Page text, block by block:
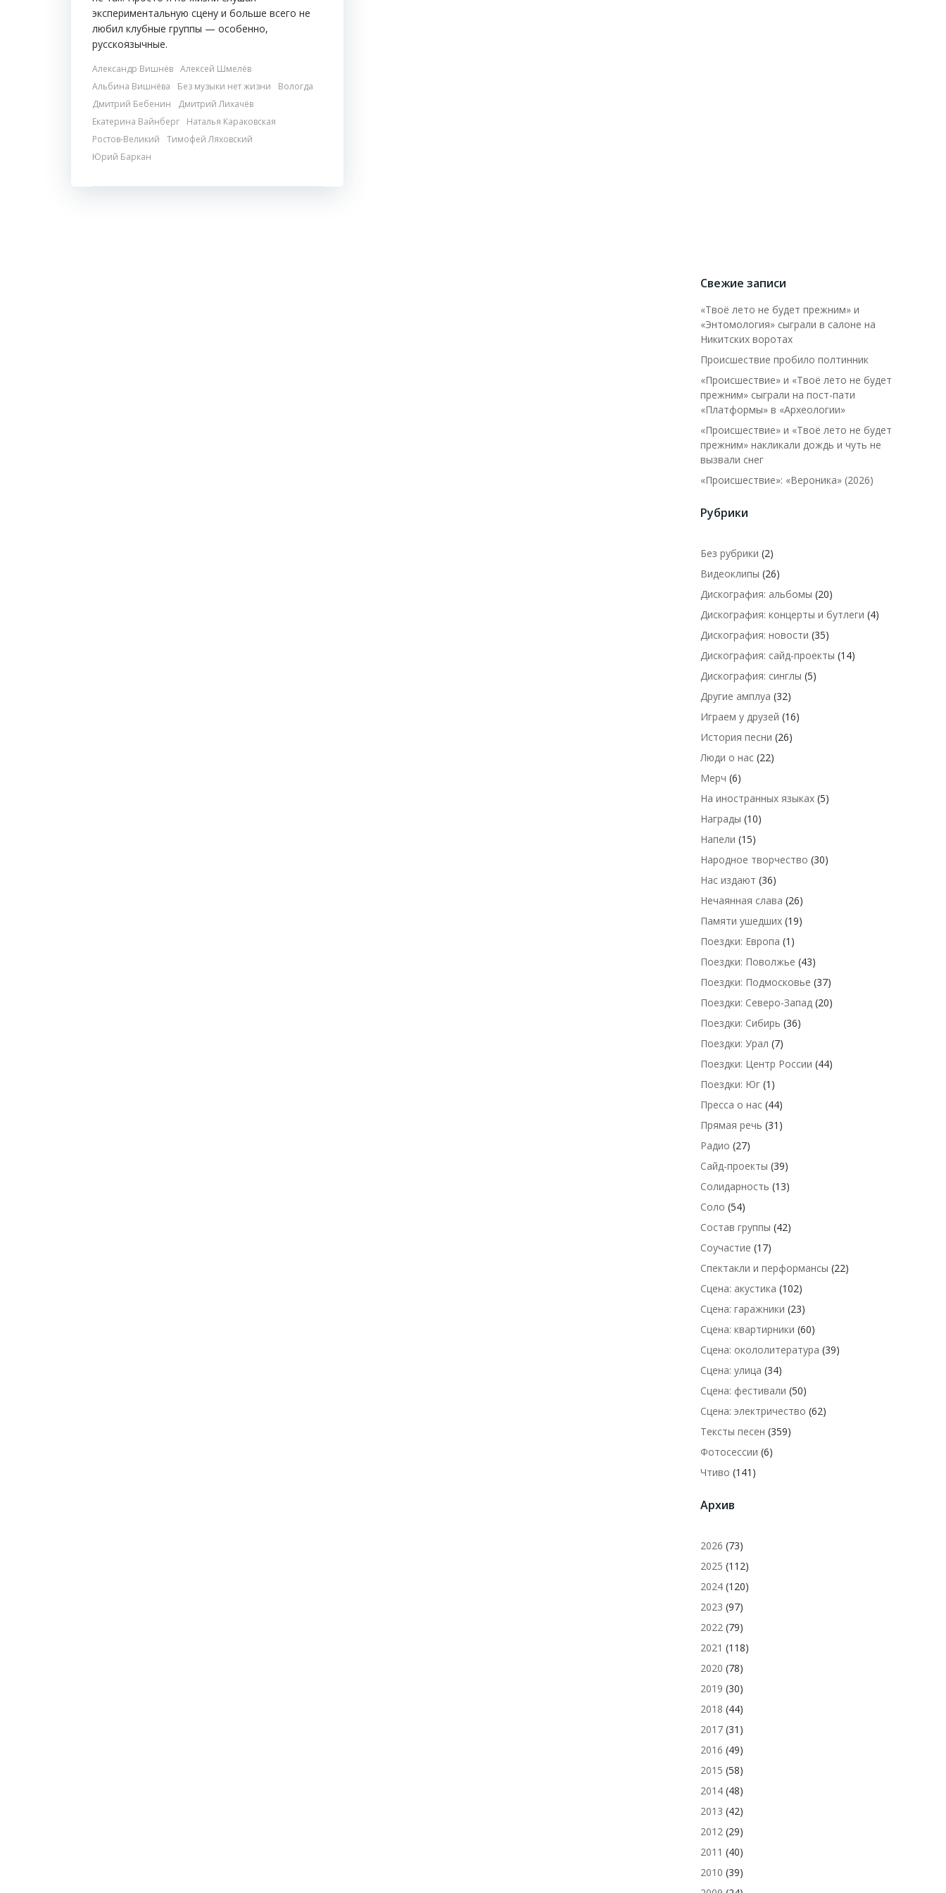
экспериментальную сцену и больше всего не
любил клубные группы — особенно,
русскоязычные.
Александр Вишнёв Алексей Шмелёв
Альбина Вишнёва
Без музыки нет жизни
Вологда
Дмитрий Бебенин
Дмитрий Лихачёв
Екатерина Вайнберг
Наталья Караковская
Ростов-Великий
Тимофей Ляховский
Юрий Баркан
Свежие записи
«Твоё лето не будет прежним» и
«Энтомология» сыграли в салоне на
Никитских воротах
Происшествие пробило полтинник
«Происшествие» и «Твоё лето не будет
прежним» сыграли на пост-пати
«Платформы» в «Археологии»
«Происшествие» и «Твоё лето не будет
прежним» накликали дождь и чуть не
вызвали снег
«Происшествие»: «Вероника» (2026)
Рубрики
Без рубрики (2)
Видеоклипы (26)
Дискография: альбомы (20)
Дискография: концерты и бутлеги (4)
Дискография: новости (35)
Дискография: сайд-проекты (14)
Дискография: синглы (5)
Другие амплуа (32)
Играем у друзей (16)
История песни (26)
Люди о нас (22)
Мерч (6)
На иностранных языках (5)
Награды (10)
Напели (15)
Народное творчество (30)
Нас издают (36)
Нечаянная слава (26)
Памяти ушедших (19)
Поездки: Европа (1)
Поездки: Поволжье (43)
Поездки: Подмосковье (37)
Поездки: Северо-Запад (20)
Поездки: Сибирь (36)
Поездки: Урал (7)
Поездки: Центр России (44)
Поездки: Юг (1)
Пресса о нас (44)
Прямая речь (31)
Радио (27)
Сайд-проекты (39)
Солидарность (13)
Соло (54)
Состав группы (42)
Соучастие (17)
Спектакли и перформансы (22)
Сцена: акустика (102)
Сцена: гаражники (23)
Сцена: квартирники (60)
Сцена: окололитература (39)
Сцена: улица (34)
Сцена: фестивали (50)
Сцена: электричество (62)
Тексты песен (359)
Фотосессии (6)
Чтиво (141)
Архив
2026 (73)
2025 (112)
2024 (120)
2023 (97)
2022 (79)
2021 (118)
2020 (78)
2019 (30)
2018 (44)
2017 (31)
2016 (49)
2015 (58)
2014 (48)
2013 (42)
2012 (29)
2011 (40)
2010 (39)